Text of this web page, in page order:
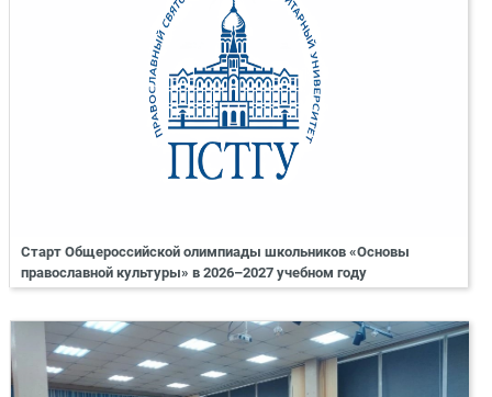
Старт Общероссийской олимпиады школьников «Основы
православной культуры» в 2026–2027 учебном году